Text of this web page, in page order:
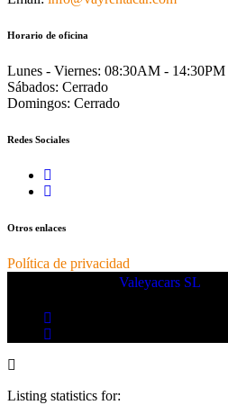
Horario de oficina
Lunes - Viernes: 08:30AM -
Sábados: Cerrado
Domingos: Cerrado
Redes Sociales
Otros enlaces
Política de privacidad
Valeyacars SL
Listing statistics for: